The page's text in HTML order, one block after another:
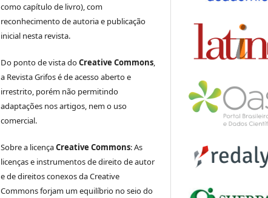
como capítulo de livro), com
reconhecimento de autoria e publicação
inicial nesta revista.
Do ponto de vista doCreative Commons,
a Revista Grifos é de acesso aberto e
irrestrito, porém não permitindo
adaptações nos artigos, nem o uso
comercial.
Sobre a licençaCreative Commons: As
licenças e instrumentos de direito de autor
e de direitos conexos da Creative
Commons forjam um equilíbrio no seio do